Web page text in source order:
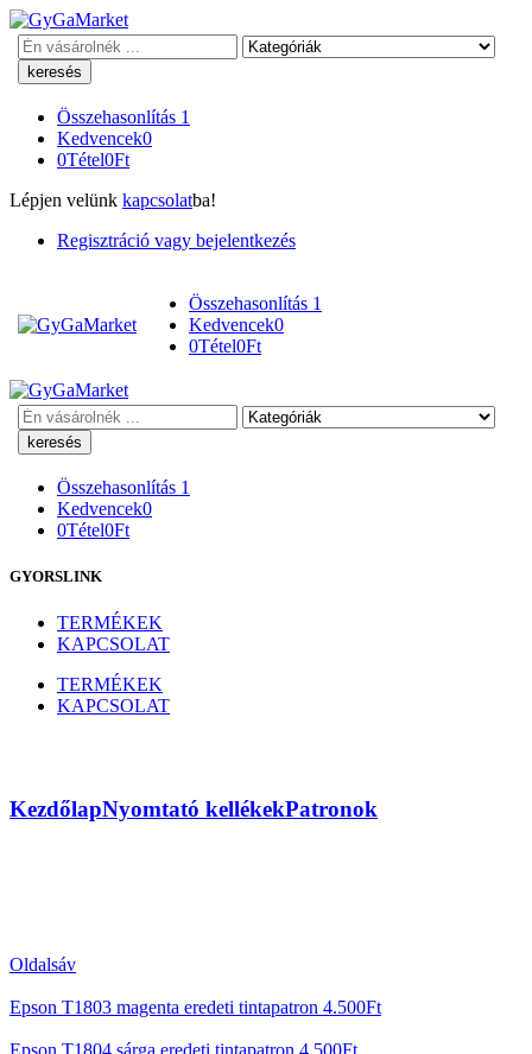
Keresés
Összehasonlítás 1
Kedvencek0
0Tétel0Ft
Lépjen velünk kapcsolatba!
Regisztráció vagy bejelentkezés
Összehasonlítás 1
Kedvencek0
0Tétel0Ft
Keresés
Összehasonlítás 1
Kedvencek0
0Tétel0Ft
GYORSLINK
TERMÉKEK
KAPCSOLAT
TERMÉKEK
KAPCSOLAT
KezdőlapNyomtató kellékekPatronok
Oldalsáv
Epson T1803 magenta eredeti tintapatron 4.500Ft